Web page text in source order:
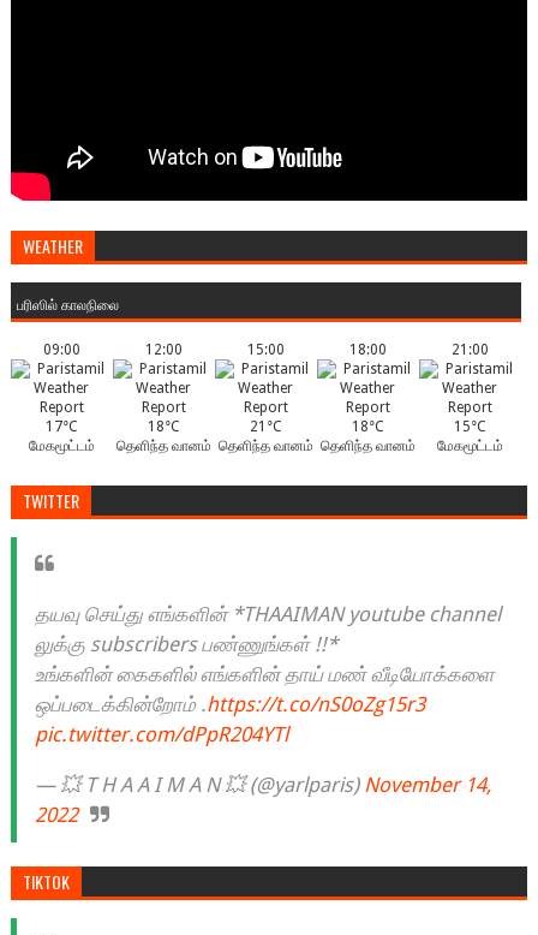
WEATHER
பரிஸில் காலநிலை
09:00
17°C
மேகமூட்டம்
12:00
18°C
தெளிந்த வானம்
15:00
21°C
தெளிந்த வானம்
18:00
18°C
தெளிந்த வானம்
21:00
15°C
மேகமூட்டம்
TWITTER
தயவு செய்து எங்களின் *THAAIMAN youtube channel
லுக்கு subscribers பண்ணுங்கள் !!*
உங்களின் கைகளில் எங்களின் தாய் மண் வீடியோக்களை
ஒப்படைக்கின்றோம் .https://t.co/nS0oZg15r3
pic.twitter.com/dPpR204YTl
— 💥 T H A A I M A N 💥 (@yarlparis) November 14,
2022
TIKTOK